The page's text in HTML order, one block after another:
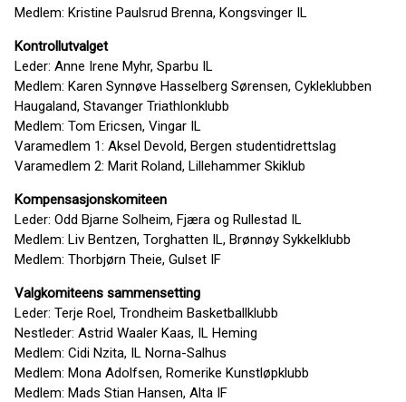
Medlem: Kristine Paulsrud Brenna, Kongsvinger IL
Kontrollutvalget
Leder: Anne Irene Myhr, Sparbu IL
Medlem: Karen Synnøve Hasselberg Sørensen, Cykleklubben
Haugaland, Stavanger Triathlonklubb
Medlem: Tom Ericsen, Vingar IL
Varamedlem 1: Aksel Devold, Bergen studentidrettslag
Varamedlem 2: Marit Roland, Lillehammer Skiklub
Kompensasjonskomiteen
Leder: Odd Bjarne Solheim, Fjæra og Rullestad IL
Medlem: Liv Bentzen, Torghatten IL, Brønnøy Sykkelklubb
Medlem: Thorbjørn Theie, Gulset IF
Valgkomiteens sammensetting
Leder: Terje Roel, Trondheim Basketballklubb
Nestleder: Astrid Waaler Kaas, IL Heming
Medlem: Cidi Nzita, IL Norna-Salhus
Medlem: Mona Adolfsen, Romerike Kunstløpklubb
Medlem: Mads Stian Hansen, Alta IF